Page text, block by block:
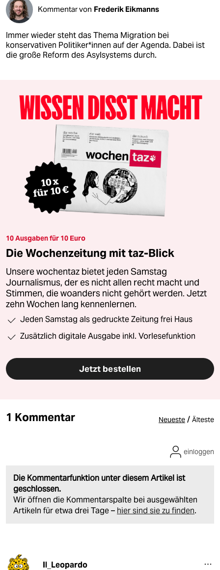
Kommentar von Frederik Eikmanns
Immer wieder steht das Thema Migration bei
konservativen Po­li­ti­ke­r*in­nen auf der Agenda. Dabei ist
die große Reform des Asylsystems durch.
10 Ausgaben für 10 Euro
Die Wochenzeitung mit taz-Blick
Unsere wochentaz bietet jeden Samstag
Journalismus, der es nicht allen recht macht und
Stimmen, die woanders nicht gehört werden. Jetzt
zehn Wochen lang kennenlernen.
Jeden Samstag als gedruckte Zeitung frei Haus
Zusätzlich digitale Ausgabe inkl. Vorlesefunktion
Jetzt bestellen
1 Kommentar Neueste / Älteste
Die Kommentarfunktion unter diesem Artikel ist
geschlossen.
Wir öffnen die Kommentarspalte bei ausgewählten
Artikeln für etwa drei Tage – hier sind sie zu finden.
einloggen
Il_Leopardo